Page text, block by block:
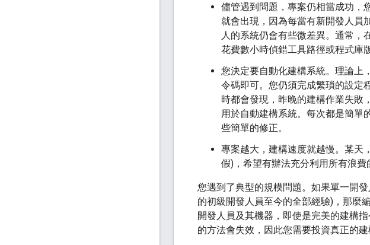
儘管遇到問題，專案仍相當成功，
就會出現，因為每當有新開發人員
人的系統仍會有些微差異。通常，
花費數小時偵錯工具路徑或程式庫
您決定要自動化建構系統。理論上
令碼即可。您仍須完成繁瑣的設定
時都會發現，昨晚的建構作業失敗
用於自動建構系統。每次都是簡單
些簡單的修正。
專案越大，建構速度就越慢。某天
假)，希望有辦法充分利用所有浪費
您遇到了典型的規模問題。如果單一開
的初級開發人員至今的全部經驗)，那麼
開發人員及其機器，即使是完美的建構
的方法會失效，因此您需要投資真正的建